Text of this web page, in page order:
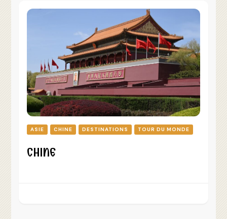
ASIE CHINE DESTINATIONS TOUR DU MONDE
CHINE